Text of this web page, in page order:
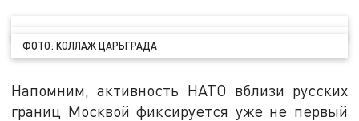
ФОТО: КОЛЛАЖ ЦАРЬГРАДА
Напомним, активность НАТО вблизи русских
границ Москвой фиксируется уже не первый